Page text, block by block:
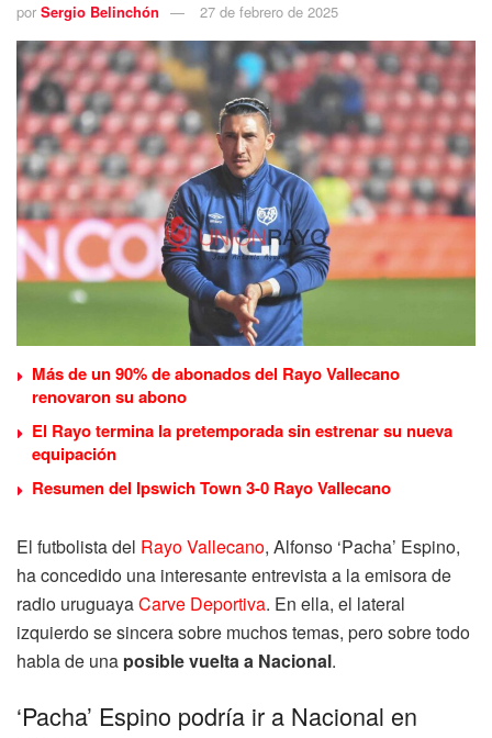
por Sergio Belinchón 27 de febrero de 2025
Más de un 90% de abonados del Rayo Vallecano
renovaron su abono
El Rayo termina la pretemporada sin estrenar su nueva
equipación
Resumen del Ipswich Town 3-0 Rayo Vallecano
El futbolista del Rayo Vallecano, Alfonso ‘Pacha’ Espino,
ha concedido una interesante entrevista a la emisora de
radio uruguayaCarve Deportiva. En ella, el lateral
izquierdo se sincera sobre muchos temas, pero sobre todo
habla de una posible vuelta a Nacional.
‘Pacha’ Espino podría ir a Nacional en